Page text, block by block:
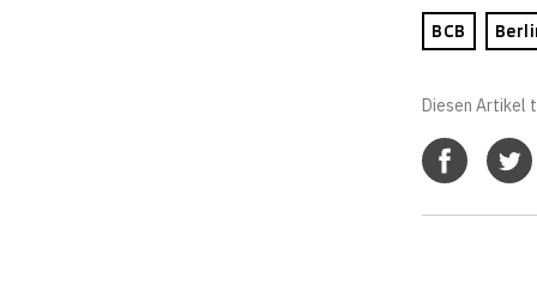
BCB
Diesen Artikel